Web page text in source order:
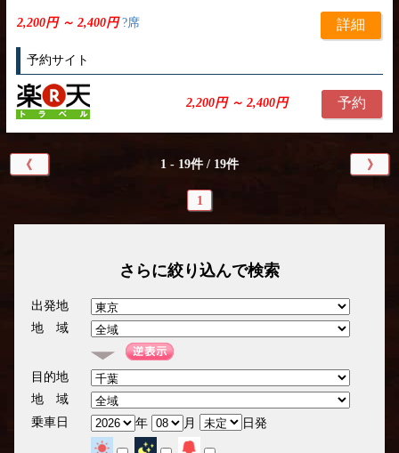
2,200円 ～ 2,400円?席 詳細
予約サイト
2,200円 ～ 2,400円 予約
《 1 - 19件 / 19件 》
1
さらに絞り込んで検索
出発地
地 域
目的地
地 域
乗車日
年 月 日発